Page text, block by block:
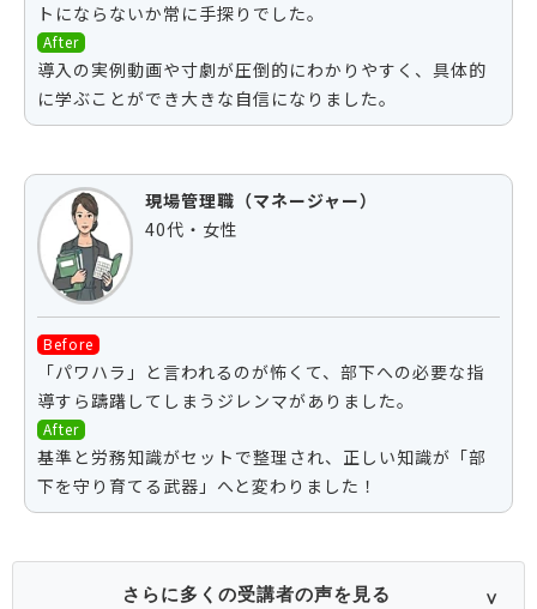
トにならないか常に手探りでした。
After
導入の実例動画や寸劇が圧倒的にわかりやすく、具体的
に学ぶことができ大きな自信になりました。
現場管理職（マネージャー）
40代・女性
Before
「パワハラ」と言われるのが怖くて、部下への必要な指
導すら躊躇してしまうジレンマがありました。
After
基準と労務知識がセットで整理され、正しい知識が「部
下を守り育てる武器」へと変わりました！
さらに多くの受講者の声を見る ∨